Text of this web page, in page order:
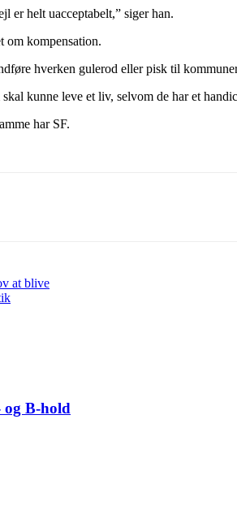
er helt uacceptabelt,” siger han.
om kompensation.
hverken gulerod eller pisk til
kunne leve et liv, selvom de har et
har SF.
at blive
og B-hold